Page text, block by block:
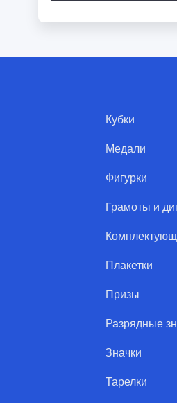
Кубки
Медали
Фигурки
Грамоты и
Плакетки
Призы
Разрядные
Значки
Тарелки